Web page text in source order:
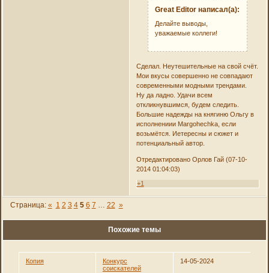
Great Editor написал(а):
Делайте выводы,
уважаемые коллеги!
Сделал. Неутешительные на свой счёт.
Мои вкусы совершенно не совпадают
современными модными трендами.
Ну да ладно. Удачи всем
откликнувшимся, будем следить.
Большие надежды на княгиню Ольгу в
исполнениии Margohechka, если
возьмётся. Иетересны и сюжет и
потенциальный автор.
Отредактировано Орлов Гай (07-10-
2014 01:04:03)
+1
Страница: « 1 2 3 4 5 6 7 22 »
Похожие темы
Копия
Конкурс
соискателей
14-05-2024